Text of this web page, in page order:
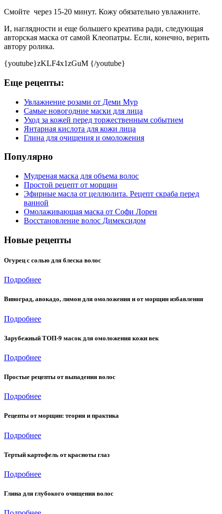
Смойте через 15-20 минут. Кожу обязательно увлажните.
И, наглядности и еще большего креатива ради, следующая
авторская маска от самой Клеопатры. Если, конечно, верить
автору ролика.
{youtube}zKLF4x1zGuM {/youtube}
Еще рецепты:
Увлажнение розами от Деми Мур
Самые новогодние маски для лица
Уход за кожей перед торжественным событием
Янтарная кислота для кожи лица
Глина для очищения и омоложения
Популярно
Мудреная маска для объема волос
Простой рецепт от морщин
Эфирные масла от целлюлита. Рецепт скраба перед
ванной
Омолаживающая маска от Софи Лорен
Восстановление волос Димексидом
Новые рецепты
Огурец с солью для блеска волос
Подробнее
Виноград, авокадо, лимон для омоложения и от морщин избавления
Подробнее
Зарубежный ТОП-9 масок для омоложения кожи век
Подробнее
Простые рецепты от выпадения волос
Подробнее
Рецепты от морщин: теория и практика
Подробнее
Тертый картофель от красноты глаз
Подробнее
Глина для глубокого очищения волос